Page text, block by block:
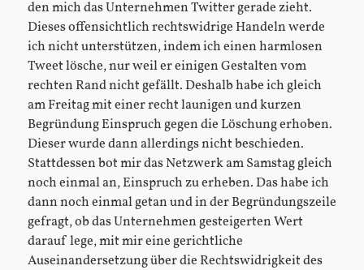
den mich das Unternehmen Twitter gerade zieht.
Dieses offensichtlich rechtswidrige Handeln werde
ich nicht unterstützen, indem ich einen harmlosen
Tweet lösche, nur weil er einigen Gestalten vom
rechten Rand nicht gefällt. Deshalb habe ich gleich
am Freitag mit einer recht launigen und kurzen
Begründung Einspruch gegen die Löschung erhoben.
Dieser wurde dann allerdings nicht beschieden.
Stattdessen bot mir das Netzwerk am Samstag gleich
noch einmal an, Einspruch zu erheben. Das habe ich
dann noch einmal getan und in der Begründungszeile
gefragt, ob das Unternehmen gesteigerten Wert
darauf lege, mit mir eine gerichtliche
Auseinandersetzung über die Rechtswidrigkeit des